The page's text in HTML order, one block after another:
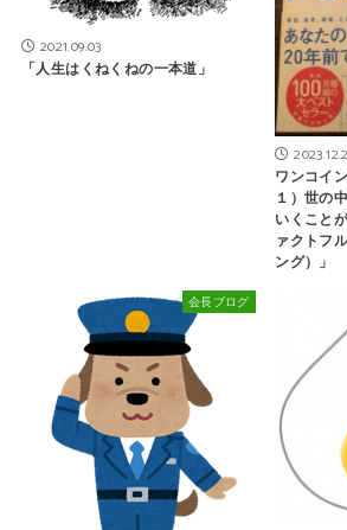
2021.09.03
「人生はくねくねの一本道」
ワンコイ
１）世の
いくこと
ァクトフ
ング）」
会長ブログ